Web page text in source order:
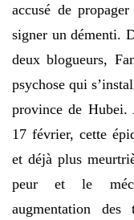
accusé de
signer un démenti.
deux blogueurs,
psychose qui
province de Hubei.
17 février, cette
et déjà plus
peur et le
augmentation